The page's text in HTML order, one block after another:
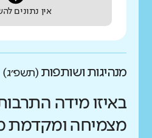
אין נתונים
מנהיגות ושותפות (תשפ״ג)
באיזו מידה
מצמיחה ומקדמת